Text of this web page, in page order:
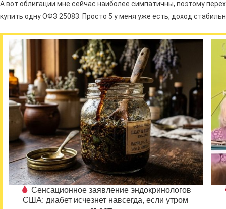
А вот облигации мне сейчас наиболее симпатичны, поэтому
купить одну ОФЗ 25083. Просто 5 у меня уже есть, доход
Сенсационное заявление эндокринологов
США: диабет исчезнет навсегда, если утром